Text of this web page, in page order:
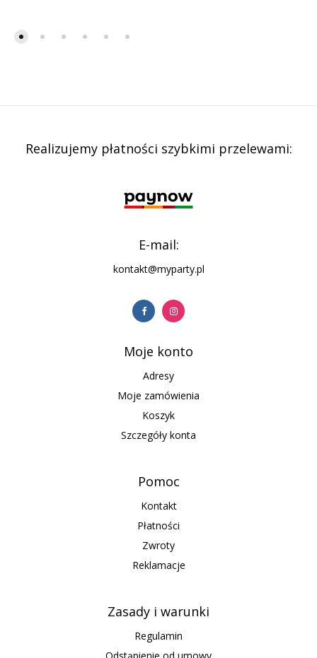
Realizujemy płatności szybkimi przelewami:
E-mail:
kontakt@myparty.pl
Moje konto
Adresy
Moje zamówienia
Koszyk
Szczegóły konta
Pomoc
Kontakt
Płatności
Zwroty
Reklamacje
Zasady i warunki
Regulamin